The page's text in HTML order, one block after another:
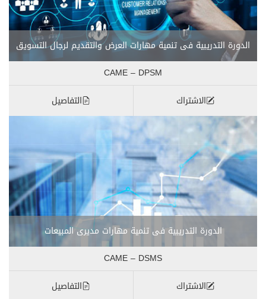
الدورة التدريبية فى تنمية مهارات العرض والتقديم لرجال التسويق
CAME – DPSM
الاشتراك
التفاصيل
الدورة التدريبية فى تنمية مهارات مديرى المبيعات
CAME – DSMS
الاشتراك
التفاصيل